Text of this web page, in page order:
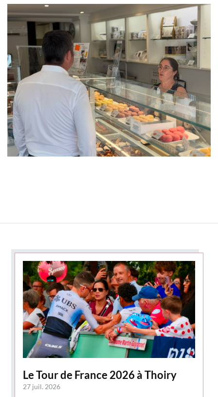
Le Tour de France 2026 à Thoiry
27 juil. 2026